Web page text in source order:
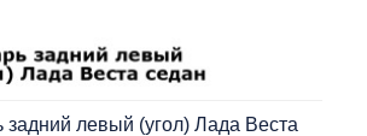
задний левый (угол) Лада Веста